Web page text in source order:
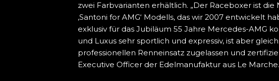
zwei Farbvarianten erhältlich. „Der Raceboxer ist
‚Santoni for AMG‘ Modells, das wir 2007 entwickelt
exklusiv für das Jubiläum 55 Jahre Mercedes-AMG
und Luxus sehr sportlich und expressiv, ist aber
professionellen Renneinsatz zugelassen und
Executive Officer der Edelmanufaktur aus Le Marche.